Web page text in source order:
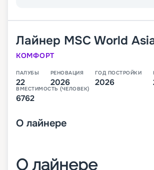
Лайнер MSC World
КОМФОРТ
ПАЛУБЫ
22
РЕНОВАЦИЯ
2026
ГОД ПОСТРОЙКИ
2026
ВМЕСТИМОСТЬ (ЧЕЛОВЕК)
6762
О лайнере
О лайнере